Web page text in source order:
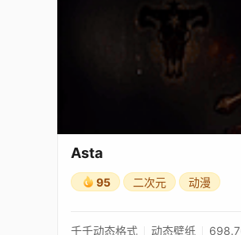
Asta
95 二次元 动漫
千千动态格式 动态壁纸